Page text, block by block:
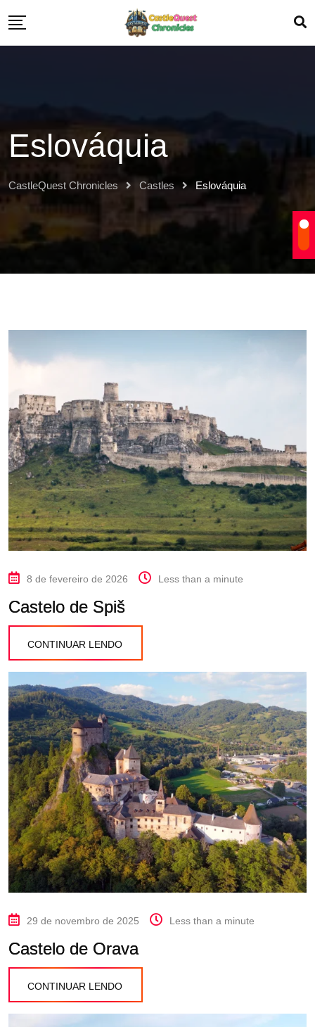
Eslováquia
CastleQuest Chronicles Castles Eslováquia
8 de fevereiro de 2026 Less than a minute
Castelo de Spiš
CONTINUAR LENDO
29 de novembro de 2025 Less than a minute
Castelo de Orava
CONTINUAR LENDO